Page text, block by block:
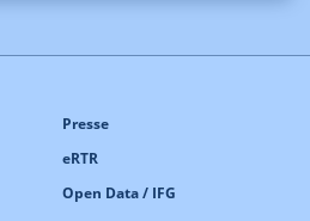
Presse
eRTR
Open Data / IFG